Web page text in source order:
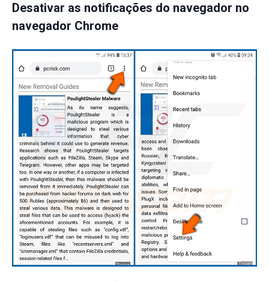
Desativar as notificações do navegador no
navegador Chrome